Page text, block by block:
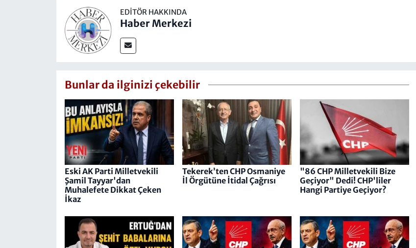
EDITÖR HAKKINDA
Haber Merkezi
Bunlar da ilginizi çekebilir
Eski AK Parti Milletvekili
Şamil Tayyar'dan
Muhalefete Dikkat Çeken
İkaz
Tekerek’ten CHP Osmaniye
İl Örgütüne İtidal Çağrısı
"86 CHP Milletvekili Bize
Geçiyor" Dedi! CHP'liler
Hangi Partiye Geçiyor?